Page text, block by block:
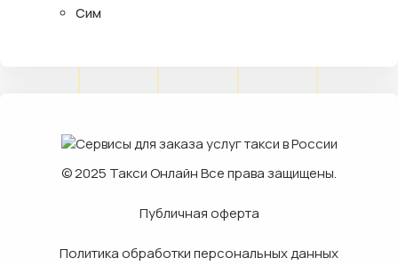
Сим
© 2025 Такси ОнлайнВсе права защищены.
Публичная оферта
Политика обработки персональных данных